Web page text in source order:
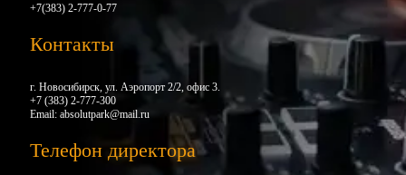
+7(383) 2-777-0-77
Контакты
г. Новосибирск, ул. Аэропорт 2/2, офис 3.
+7 (383) 2-777-300
Email: absolutpark@mail.ru
Телефон директора